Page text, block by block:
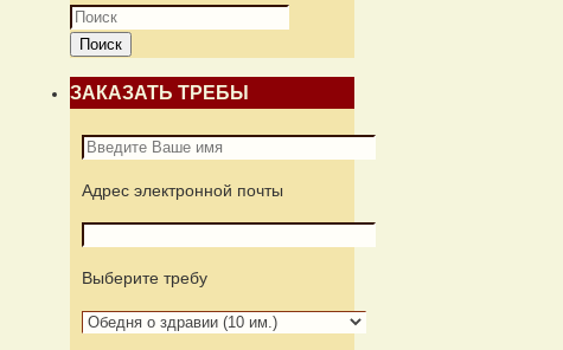
Поиск
ЗАКАЗАТЬ ТРЕБЫ
Адрес электронной почты
Выберите требу